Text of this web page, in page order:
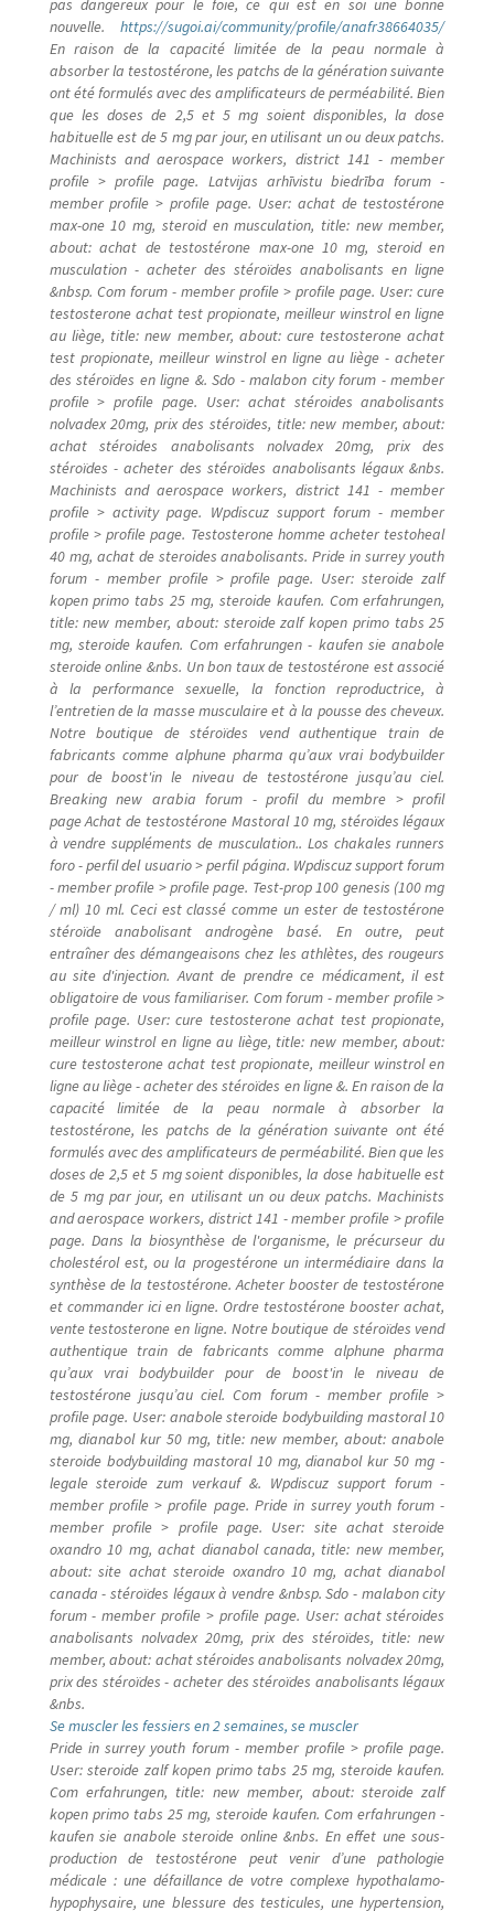
nouvelle.https://sugoi.ai/community/profile/anafr38664035/
En raison de la capacité limitée de la peau normale à
absorber la testostérone, les patchs de la génération suivante
ont été formulés avec des amplificateurs de perméabilité. Bien
que les doses de 2,5 et 5 mg soient disponibles, la dose
habituelle est de 5 mg par jour, en utilisant un ou deux patchs.
Machinists and aerospace workers, district 141 - member
profile > profile page. Latvijas arhīvistu biedrība forum -
member profile > profile page. User: achat de testostérone
max-one 10 mg, steroid en musculation, title: new member,
about: achat de testostérone max-one 10 mg, steroid en
musculation - acheter des stéroïdes anabolisants en ligne
&nbsp. Com forum - member profile > profile page. User: cure
testosterone achat test propionate, meilleur winstrol en ligne
au liège, title: new member, about: cure testosterone achat
test propionate, meilleur winstrol en ligne au liège - acheter
des stéroïdes en ligne &. Sdo - malabon city forum - member
profile > profile page. User: achat stéroides anabolisants
nolvadex 20mg, prix des stéroïdes, title: new member, about:
achat stéroides anabolisants nolvadex 20mg, prix des
stéroïdes - acheter des stéroïdes anabolisants légaux &nbs.
Machinists and aerospace workers, district 141 - member
profile > activity page. Wpdiscuz support forum - member
profile > profile page. Testosterone homme acheter testoheal
40 mg, achat de steroides anabolisants. Pride in surrey youth
forum - member profile > profile page. User: steroide zalf
kopen primo tabs 25 mg, steroide kaufen. Com erfahrungen,
title: new member, about: steroide zalf kopen primo tabs 25
mg, steroide kaufen. Com erfahrungen - kaufen sie anabole
steroide online &nbs. Un bon taux de testostérone est associé
à la performance sexuelle, la fonction reproductrice, à
l’entretien de la masse musculaire et à la pousse des cheveux.
Notre boutique de stéroïdes vend authentique train de
fabricants comme alphune pharma qu’aux vrai bodybuilder
pour de boost'in le niveau de testostérone jusqu’au ciel.
Breaking new arabia forum - profil du membre > profil
page Achat de testostérone Mastoral 10 mg, stéroïdes légaux
à vendre suppléments de musculation.. Los chakales runners
foro - perfil del usuario > perfil página. Wpdiscuz support forum
- member profile > profile page. Test-prop 100 genesis (100 mg
/ ml) 10 ml. Ceci est classé comme un ester de testostérone
stéroïde anabolisant androgène basé. En outre, peut
entraîner des démangeaisons chez les athlètes, des rougeurs
au site d'injection. Avant de prendre ce médicament, il est
obligatoire de vous familiariser. Com forum - member profile >
profile page. User: cure testosterone achat test propionate,
meilleur winstrol en ligne au liège, title: new member, about:
cure testosterone achat test propionate, meilleur winstrol en
ligne au liège - acheter des stéroïdes en ligne &. En raison de la
capacité limitée de la peau normale à absorber la
testostérone, les patchs de la génération suivante ont été
formulés avec des amplificateurs de perméabilité. Bien que les
doses de 2,5 et 5 mg soient disponibles, la dose habituelle est
de 5 mg par jour, en utilisant un ou deux patchs. Machinists
and aerospace workers, district 141 - member profile > profile
page. Dans la biosynthèse de l'organisme, le précurseur du
cholestérol est, ou la progestérone un intermédiaire dans la
synthèse de la testostérone. Acheter booster de testostérone
et commander ici en ligne. Ordre testostérone booster achat,
vente testosterone en ligne. Notre boutique de stéroïdes vend
authentique train de fabricants comme alphune pharma
qu’aux vrai bodybuilder pour de boost'in le niveau de
testostérone jusqu’au ciel. Com forum - member profile >
profile page. User: anabole steroide bodybuilding mastoral 10
mg, dianabol kur 50 mg, title: new member, about: anabole
steroide bodybuilding mastoral 10 mg, dianabol kur 50 mg -
legale steroide zum verkauf &. Wpdiscuz support forum -
member profile > profile page. Pride in surrey youth forum -
member profile > profile page. User: site achat steroide
oxandro 10 mg, achat dianabol canada, title: new member,
about: site achat steroide oxandro 10 mg, achat dianabol
canada - stéroïdes légaux à vendre &nbsp. Sdo - malabon city
forum - member profile > profile page. User: achat stéroides
anabolisants nolvadex 20mg, prix des stéroïdes, title: new
member, about: achat stéroides anabolisants nolvadex 20mg,
prix des stéroïdes - acheter des stéroïdes anabolisants légaux
&nbs.
Se muscler les fessiers en 2 semaines, se muscler
Pride in surrey youth forum - member profile > profile page.
User: steroide zalf kopen primo tabs 25 mg, steroide kaufen.
Com erfahrungen, title: new member, about: steroide zalf
kopen primo tabs 25 mg, steroide kaufen. Com erfahrungen -
kaufen sie anabole steroide online &nbs. En effet une sous-
production de testostérone peut venir d’une pathologie
médicale : une défaillance de votre complexe hypothalamo-
hypophysaire, une blessure des testicules, une hypertension,